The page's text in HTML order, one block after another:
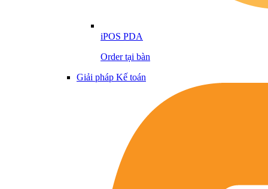
iPOS PDA
Order tại bàn
Giải pháp Kế toán